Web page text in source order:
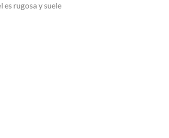
es rugosa y suele